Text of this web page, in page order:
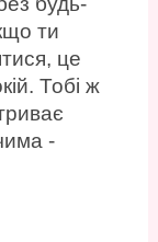
ти
це
Тобі ж
-